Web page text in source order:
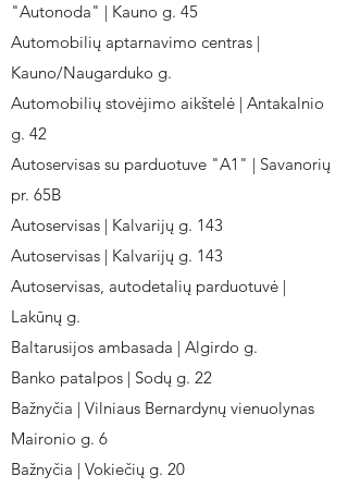
"Autonoda" | Kauno g. 45
Automobilių aptarnavimo centras |
Kauno/Naugarduko g.
Automobilių stovėjimo aikštelė | Antakalnio
g. 42
Autoservisas su parduotuve "A1" | Savanorių
pr. 65B
Autoservisas | Kalvarijų g. 143
Autoservisas | Kalvarijų g. 143
Autoservisas, autodetalių parduotuvė |
Lakūnų g.
Baltarusijos ambasada | Algirdo g.
Banko patalpos | Sodų g. 22
Bažnyčia | Vilniaus Bernardynų vienuolynas
Maironio g. 6
Bažnyčia | Vokiečių g. 20